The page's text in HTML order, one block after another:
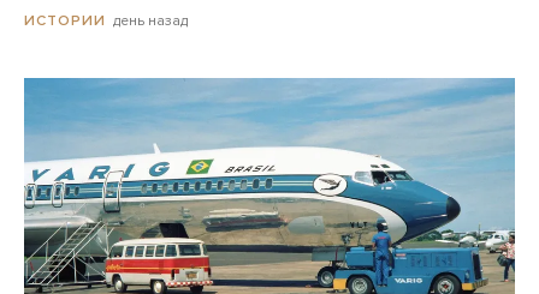
ИСТОРИИ день назад